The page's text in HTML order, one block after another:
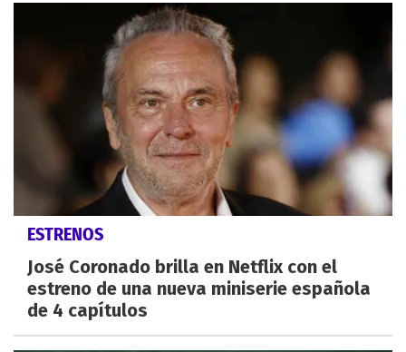
ESTRENOS
José Coronado brilla en Netflix con el
estreno de una nueva miniserie española
de 4 capítulos